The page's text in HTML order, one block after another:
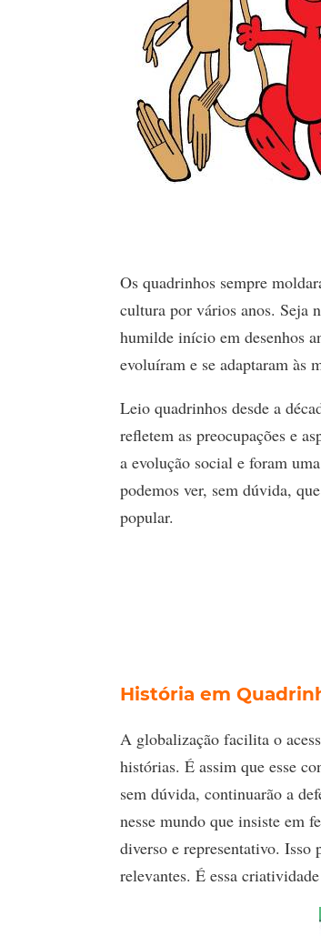
Os quadrinhos sempre
cultura por vários anos. Seja
humilde início em desenhos
evoluíram e se adaptaram às
Leio quadrinhos desde a
refletem as preocupações e
a evolução social e foram
podemos ver, sem dúvida,
popular.
História em
A globalização facilita o
histórias. É assim que esse
sem dúvida, continuarão a
nesse mundo que insiste em
diverso e representativo. Isso
relevantes. É essa